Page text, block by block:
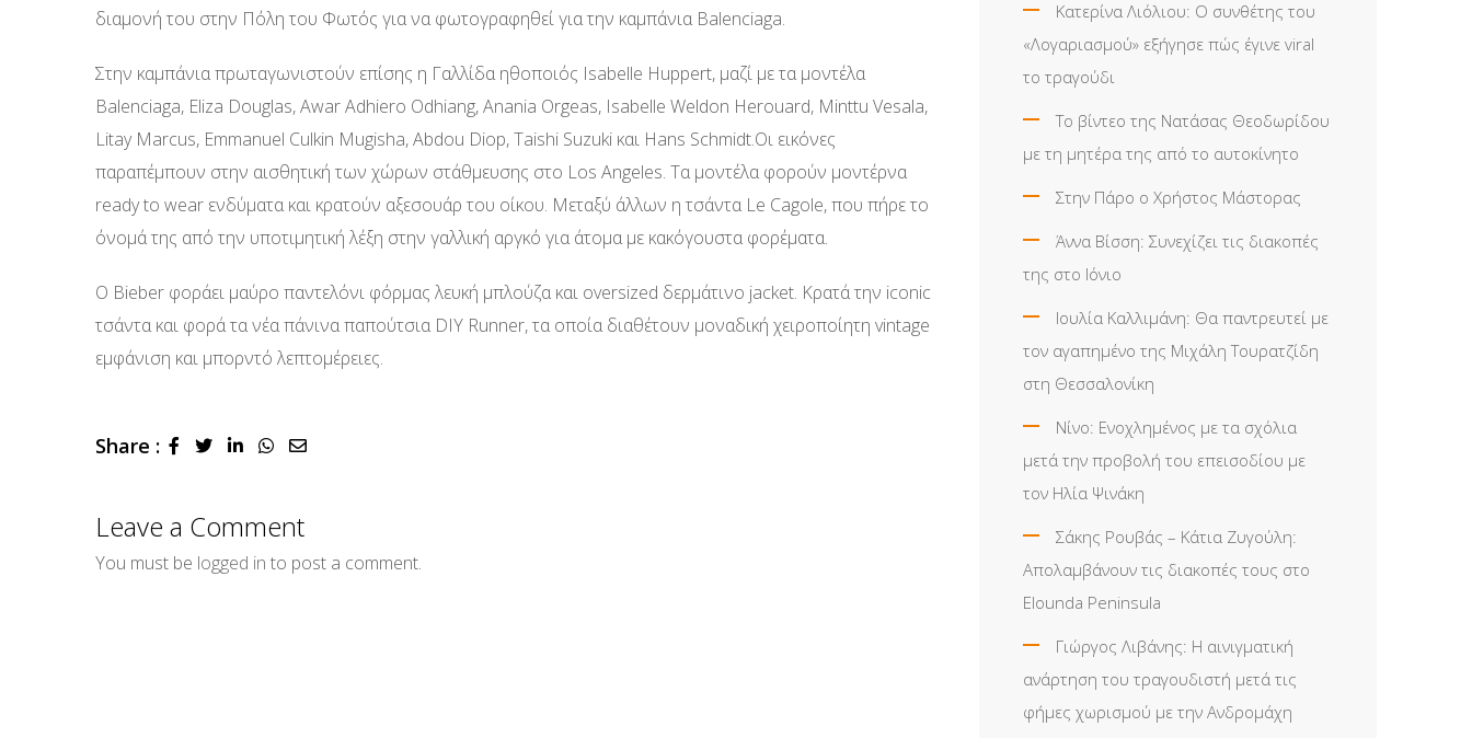
διαμονή του στην Πόλη του Φωτός για να φωτογραφηθεί για την καμπάνια Balenciaga.
Στην καμπάνια πρωταγωνιστούν επίσης η Γαλλίδα ηθοποιός Isabelle Huppert, μαζί με τα μοντέλα
Balenciaga, Eliza Douglas, Awar Adhiero Odhiang, Anania Orgeas, Isabelle Weldon Herouard, Minttu Vesala,
Litay Marcus, Emmanuel Culkin Mugisha, Abdou Diop, Taishi Suzuki και Hans Schmidt.Oι εικόνες
παραπέμπουν στην αισθητική των χώρων στάθμευσης στο Los Angeles. Τα μοντέλα φορούν μοντέρνα
ready to wear ενδύματα και κρατούν αξεσουάρ του οίκου. Μεταξύ άλλων η τσάντα Le Cagole, που πήρε το
όνομά της από την υποτιμητική λέξη στην γαλλική αργκό για άτομα με κακόγουστα φορέματα.
Ο Bieber φοράει μαύρο παντελόνι φόρμας λευκή μπλούζα και oversized δερμάτινο jacket. Kρατά την iconic
τσάντα και φορά τα νέα πάνινα παπούτσια DIY Runner, τα οποία διαθέτουν μοναδική χειροποίητη vintage
εμφάνιση και μπορντό λεπτομέρειες.
Share : LinkedInWhatsapp
Share
Leave a Comment
You must be logged in to post a comment.
Κατερίνα Λιόλιου: Ο συνθέτης του
«Λογαριασμού» εξήγησε πώς έγινε viral
το τραγούδι
Το βίντεο της Νατάσας Θεοδωρίδου
με τη μητέρα της από το αυτοκίνητο
Στην Πάρο ο Χρήστος Μάστορας
Άννα Βίσση: Συνεχίζει τις διακοπές
της στο Ιόνιο
Ιουλία Καλλιμάνη: Θα παντρευτεί με
τον αγαπημένο της Μιχάλη Τουρατζίδη
στη Θεσσαλονίκη
Νίνο: Ενοχλημένος με τα σχόλια
μετά την προβολή του επεισοδίου με
τον Ηλία Ψινάκη
Σάκης Ρουβάς – Κάτια Ζυγούλη:
Απολαμβάνουν τις διακοπές τους στο
Elounda Peninsula
Γιώργος Λιβάνης: Η αινιγματική
ανάρτηση του τραγουδιστή μετά τις
φήμες χωρισμού με την Ανδρομάχη